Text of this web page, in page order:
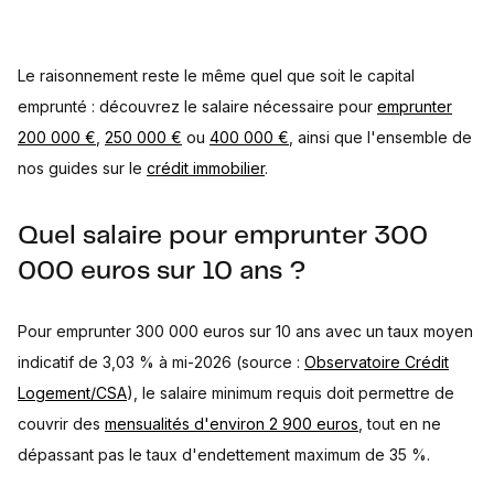
Le raisonnement reste le même quel que soit le capital
emprunté : découvrez le salaire nécessaire pour emprunter
200 000 € 250 000 € ou 400 000 € , ainsi que l'ensemble de
nos guides sur le crédit immobilier.
Quel salaire pour emprunter 300
000 euros sur 10 ans ?
Pour emprunter 300 000 euros sur 10 ans avec un taux moyen
indicatif de 3,03 % à mi-2026 (source : Observatoire Crédit
Logement/CSA), le salaire minimum requis doit permettre de
couvrir des mensualités d'environ 2 900 euros , tout en ne
dépassant pas le taux d'endettement maximum de 35 %.